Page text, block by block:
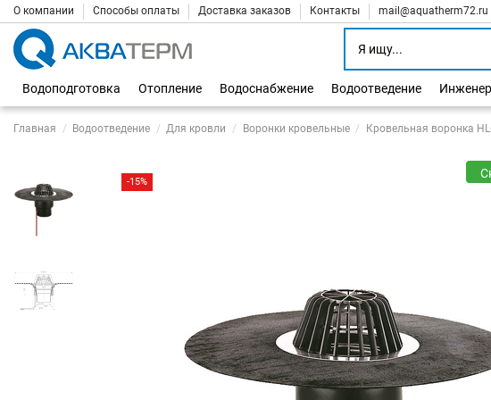
О компании Способы оплаты Доставка заказов Контакты mail@aquatherm72.ru
Водоподготовка
Отопление Водоснабжение Водоотведение
Главная Водоотведение Для кровли Воронки кровельные Кровельная воронка
-15%